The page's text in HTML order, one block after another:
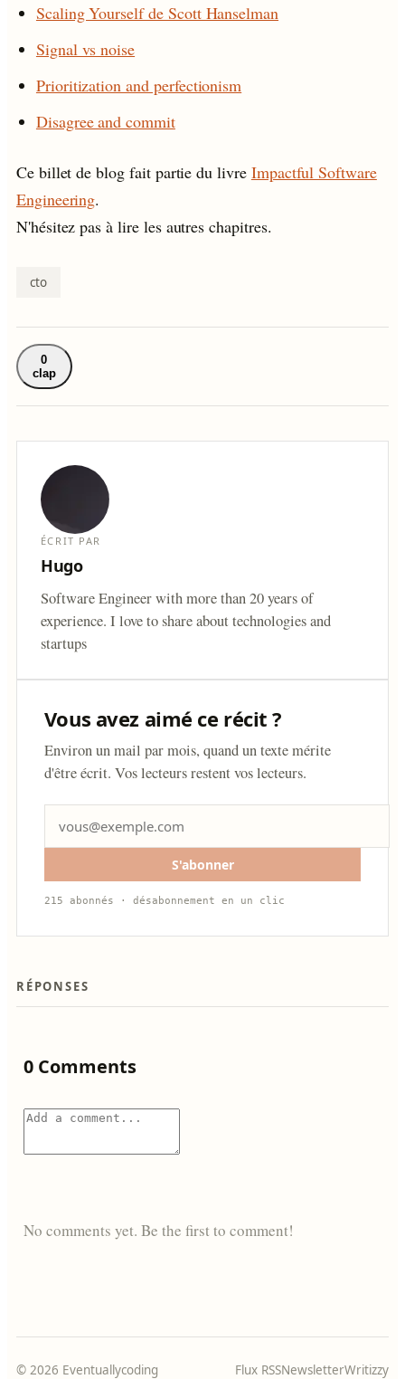
Scaling Yourself de Scott Hanselman
Signal vs noise
Prioritization and perfectionism
Disagree and commit
Ce billet de blog fait partie du livre Impactful Software
Engineering.
N'hésitez pas à lire les autres chapitres.
cto
0
clap
ÉCRIT PAR
Hugo
Software Engineer with more than 20 years of
experience. I love to share about technologies and
startups
Vous avez aimé ce récit ?
Environ un mail par mois, quand un texte mérite
d'être écrit. Vos lecteurs restent vos lecteurs.
S'abonner
215 abonnés · désabonnement en un clic
RÉPONSES
0 Comments
No comments yet. Be the first to comment!
© 2026 Eventuallycoding Flux RSSNewsletterWritizzy